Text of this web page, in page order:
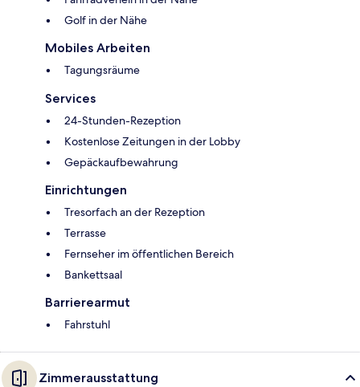
Golf in der Nähe
Mobiles Arbeiten
Tagungsräume
Services
24-Stunden-Rezeption
Kostenlose Zeitungen in der Lobby
Gepäckaufbewahrung
Einrichtungen
Tresorfach an der Rezeption
Terrasse
Fernseher im öffentlichen Bereich
Bankettsaal
Barrierearmut
Fahrstuhl
Zimmerausstattung